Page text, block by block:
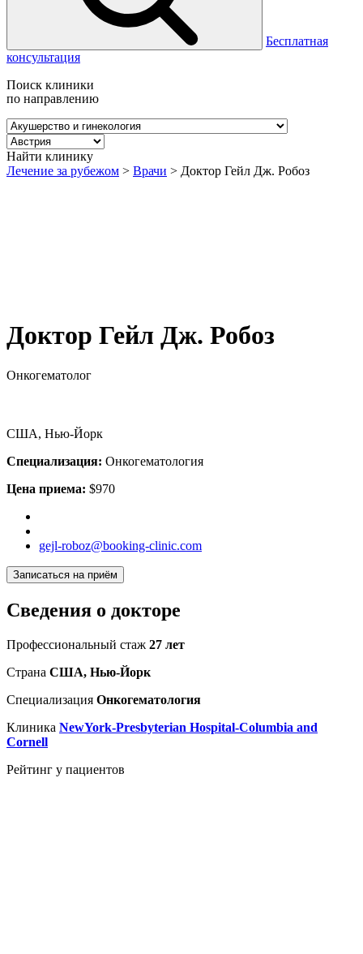
Бесплатная
консультация
Поиск клиники
по направлению
Найти клинику
Лечение за рубежом > Врачи > Доктор Гейл Дж. Робоз
Доктор Гейл Дж. Робоз
Онкогематолог
США, Нью-Йорк
Специализация: Онкогематология
Цена приема: $970
gejl-roboz@booking-clinic.com
Записаться на приём
Сведения о докторе
Профессиональный стаж 27 лет
Страна США, Нью-Йорк
Специализация Онкогематология
Клиника NewYork-Presbyterian Hospital-Columbia and
Cornell
Рейтинг у пациентов